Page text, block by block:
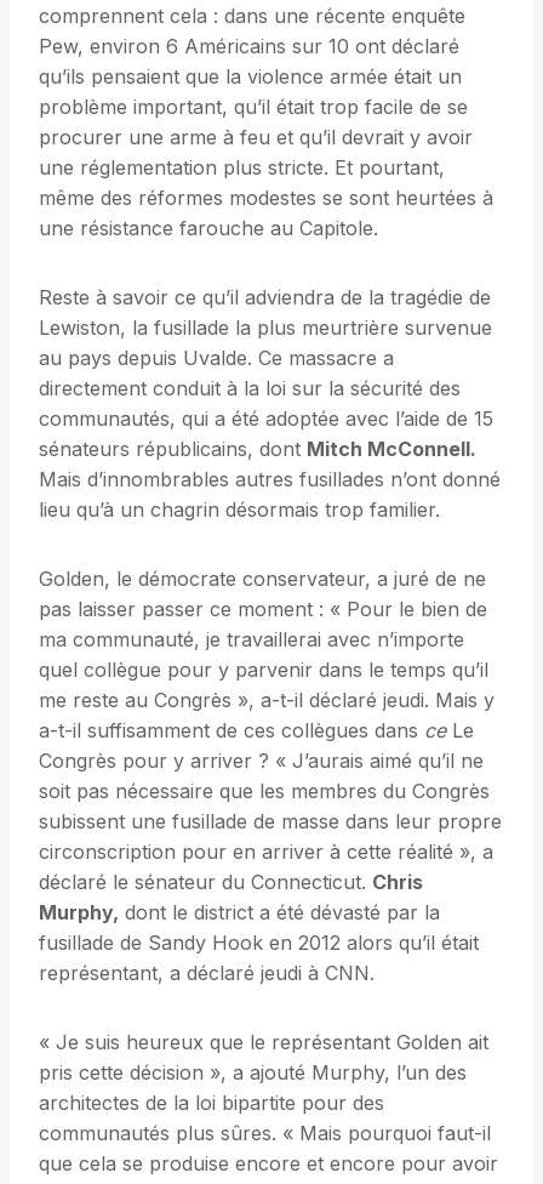
comprennent cela : dans une récente enquête
Pew, environ 6 Américains sur 10 ont déclaré
qu’ils pensaient que la violence armée était un
problème important, qu’il était trop facile de se
procurer une arme à feu et qu’il devrait y avoir
une réglementation plus stricte. Et pourtant,
même des réformes modestes se sont heurtées à
une résistance farouche au Capitole.
Reste à savoir ce qu’il adviendra de la tragédie de
Lewiston, la fusillade la plus meurtrière survenue
au pays depuis Uvalde. Ce massacre a
directement conduit à la loi sur la sécurité des
communautés, qui a été adoptée avec l’aide de 15
sénateurs républicains, dont Mitch McConnell.
Mais d’innombrables autres fusillades n’ont donné
lieu qu’à un chagrin désormais trop familier.
Golden, le démocrate conservateur, a juré de ne
pas laisser passer ce moment : « Pour le bien de
ma communauté, je travaillerai avec n’importe
quel collègue pour y parvenir dans le temps qu’il
me reste au Congrès », a-t-il déclaré jeudi. Mais y
a-t-il suffisamment de ces collègues dans ceLe
Congrès pour y arriver ? « J’aurais aimé qu’il ne
soit pas nécessaire que les membres du Congrès
subissent une fusillade de masse dans leur propre
circonscription pour en arriver à cette réalité », a
déclaré le sénateur du Connecticut. Chris
Murphy, dont le district a été dévasté par la
fusillade de Sandy Hook en 2012 alors qu’il était
représentant, a déclaré jeudi à CNN.
« Je suis heureux que le représentant Golden ait
pris cette décision », a ajouté Murphy, l’un des
architectes de la loi bipartite pour des
communautés plus sûres. « Mais pourquoi faut-il
que cela se produise encore et encore pour avoir